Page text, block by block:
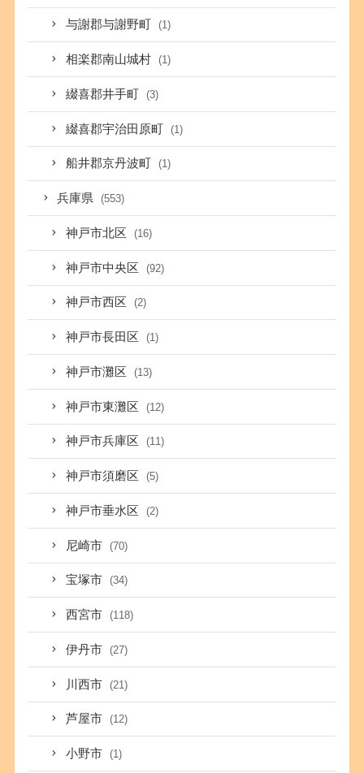
与謝郡与謝野町 (1)
相楽郡南山城村 (1)
綴喜郡井手町 (3)
綴喜郡宇治田原町 (1)
船井郡京丹波町 (1)
兵庫県 (553)
神戸市北区 (16)
神戸市中央区 (92)
神戸市西区 (2)
神戸市長田区 (1)
神戸市灘区 (13)
神戸市東灘区 (12)
神戸市兵庫区 (11)
神戸市須磨区 (5)
神戸市垂水区 (2)
尼崎市 (70)
宝塚市 (34)
西宮市 (118)
伊丹市 (27)
川西市 (21)
芦屋市 (12)
小野市 (1)